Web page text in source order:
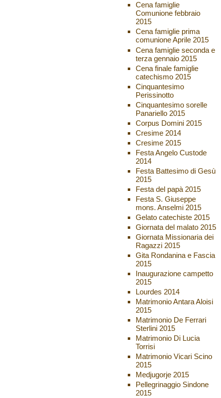
Cena famiglie
Comunione febbraio
2015
Cena famiglie prima
comunione Aprile 2015
Cena famiglie seconda e
terza gennaio 2015
Cena finale famiglie
catechismo 2015
Cinquantesimo
Perissinotto
Cinquantesimo sorelle
Panariello 2015
Corpus Domini 2015
Cresime 2014
Cresime 2015
Festa Angelo Custode
2014
Festa Battesimo di Gesù
2015
Festa del papà 2015
Festa S. Giuseppe
mons. Anselmi 2015
Gelato catechiste 2015
Giornata del malato 2015
Giornata Missionaria dei
Ragazzi 2015
Gita Rondanina e Fascia
2015
Inaugurazione campetto
2015
Lourdes 2014
Matrimonio Antara Aloisi
2015
Matrimonio De Ferrari
Sterlini 2015
Matrimonio Di Lucia
Torrisi
Matrimonio Vicari Scino
2015
Medjugorje 2015
Pellegrinaggio Sindone
2015